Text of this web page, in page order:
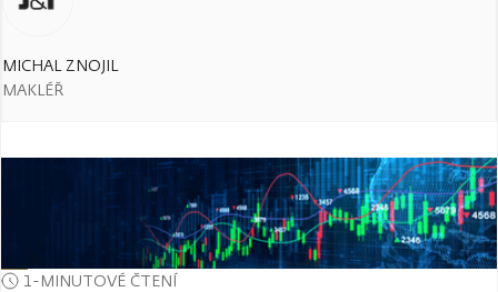
MICHAL ZNOJIL
MAKLÉŘ
1-MINUTOVÉ ČTENÍ